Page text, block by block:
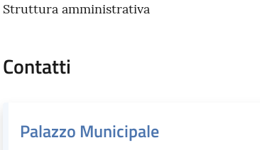
Struttura amministrativa
Contatti
Palazzo Municipale